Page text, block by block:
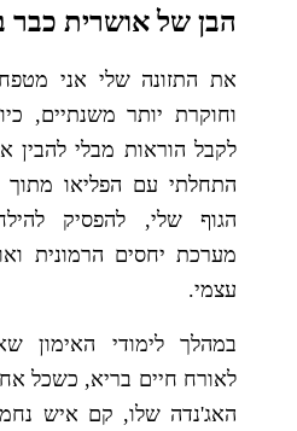
הבן של אושרית כבר
את התזונה שלי אני
וחוקרת יותר משנתיים,
לקבל הוראות מבלי להבין
התחלתי עם הפליאו מתוך
הגוף שלי, להפסיק
מערכת יחסים הרמונית
עצמי.
במהלך לימודי האימון
לאורח חיים בריא, כשכל
האג'נדה שלו, קם איש